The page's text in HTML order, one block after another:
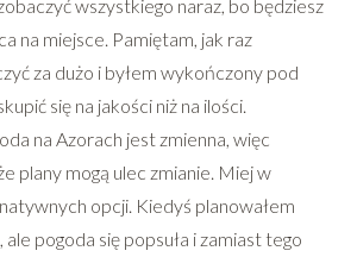
wszystkiego naraz, bo będziesz
na miejsce. Pamiętam, jak raz
za dużo i byłem wykończony pod
się na jakości niż na ilości.
na Azorach jest zmienna, więc
plany mogą ulec zmianie. Miej w
opcji. Kiedyś planowałem
pogoda się popsuła i zamiast tego